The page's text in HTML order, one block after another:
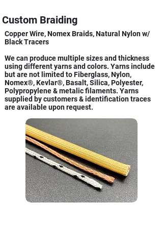
Custom Braiding
Copper Wire, Nomex Braids, Natural Nylon w/
Black Tracers
We can produce multiple sizes and thickness
using different yarns and colors. Yarns include
but are not limited to Fiberglass, Nylon,
Nomex®, Kevlar®, Basalt, Silica, Polyester,
Polypropylene & metalic filaments. Yarns
supplied by customers & identification traces
are available upon request.